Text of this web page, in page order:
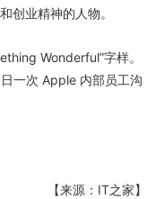
创业精神的人物。
Wonderful”字样。
一次 Apple 内部员工沟
【来源：IT之家】